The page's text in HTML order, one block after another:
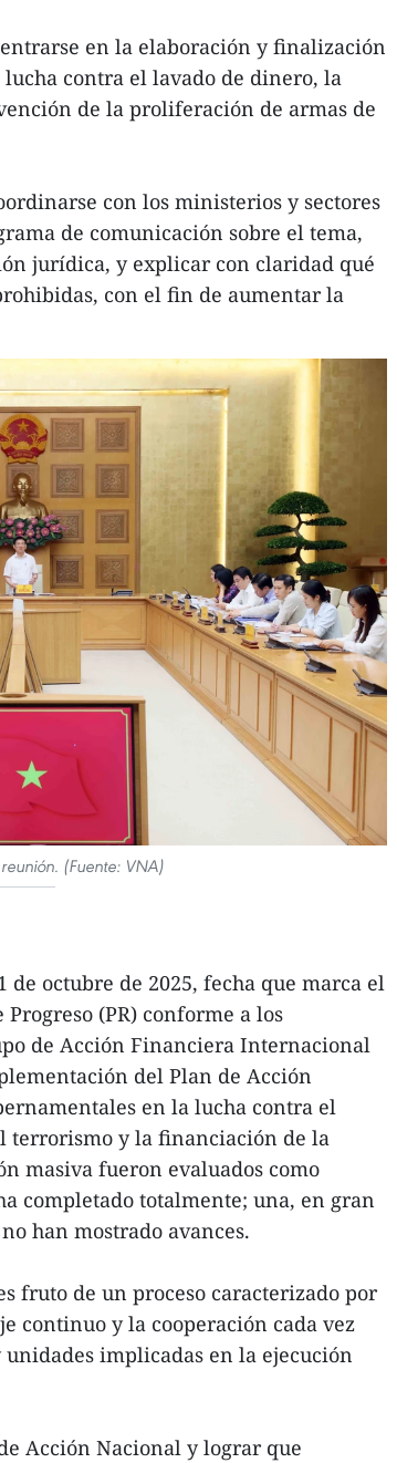
en la elaboración y finalización
contra el lavado de dinero, la
de la proliferación de armas de
con los ministerios y sectores
de comunicación sobre el tema,
jurídica, y explicar con claridad qué
con el fin de aumentar la
(Fuente: VNA)
de octubre de 2025, fecha que marca el
(PR) conforme a los
de Acción Financiera Internacional
del Plan de Acción
en la lucha contra el
terrorismo y la financiación de la
masiva fueron evaluados como
completado totalmente; una, en gran
han mostrado avances.
fruto de un proceso caracterizado por
continuo y la cooperación cada vez
implicadas en la ejecución
Acción Nacional y lograr que